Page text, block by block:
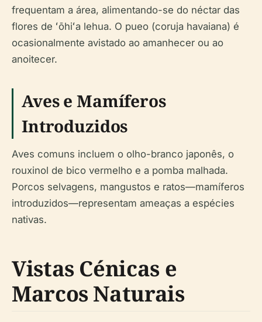
frequentam a área, alimentando-se do néctar das
flores de ʻōhiʻa lehua. O pueo (coruja havaiana) é
ocasionalmente avistado ao amanhecer ou ao
anoitecer.
Aves e Mamíferos
Introduzidos
Aves comuns incluem o olho-branco japonês, o
rouxinol de bico vermelho e a pomba malhada.
Porcos selvagens, mangustos e ratos—mamíferos
introduzidos—representam ameaças a espécies
nativas.
Vistas Cénicas e
Marcos Naturais